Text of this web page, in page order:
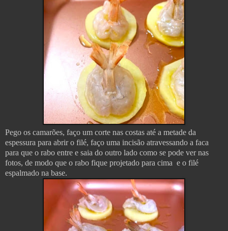
Pego os camarões, faço um corte nas costas até a metade da
espessura para abrir o filé, faço uma incisão atravessando a faca
para que o rabo entre e saia do outro lado como se pode ver nas
fotos, de modo que o rabo fique projetado para cima e o filé
espalmado na base.